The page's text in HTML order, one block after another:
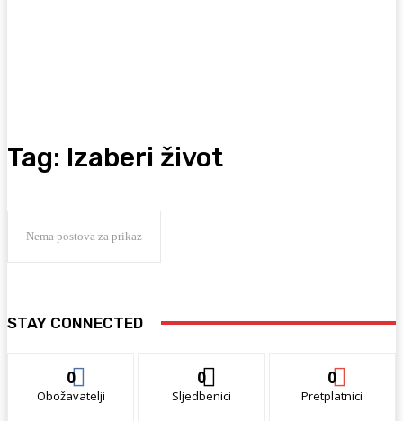
Tag: Izaberi život
Nema postova za prikaz
STAY CONNECTED
0
Obožavatelji
0
Sljedbenici
0
Pretplatnici